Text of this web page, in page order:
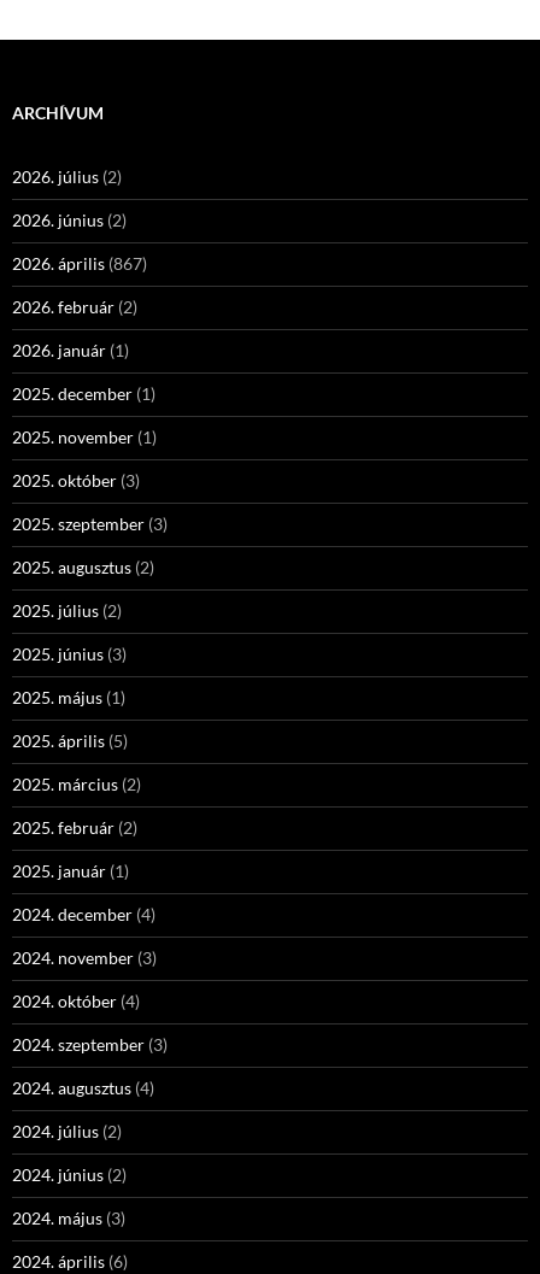
ARCHÍVUM
2026. július (2)
2026. június (2)
2026. április (867)
2026. február (2)
2026. január (1)
2025. december (1)
2025. november (1)
2025. október (3)
2025. szeptember (3)
2025. augusztus (2)
2025. július (2)
2025. június (3)
2025. május (1)
2025. április (5)
2025. március (2)
2025. február (2)
2025. január (1)
2024. december (4)
2024. november (3)
2024. október (4)
2024. szeptember (3)
2024. augusztus (4)
2024. július (2)
2024. június (2)
2024. május (3)
2024. április (6)